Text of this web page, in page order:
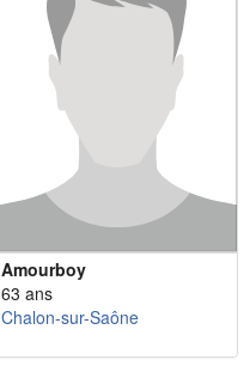
Amourboy
63 ans
Chalon-sur-Saône